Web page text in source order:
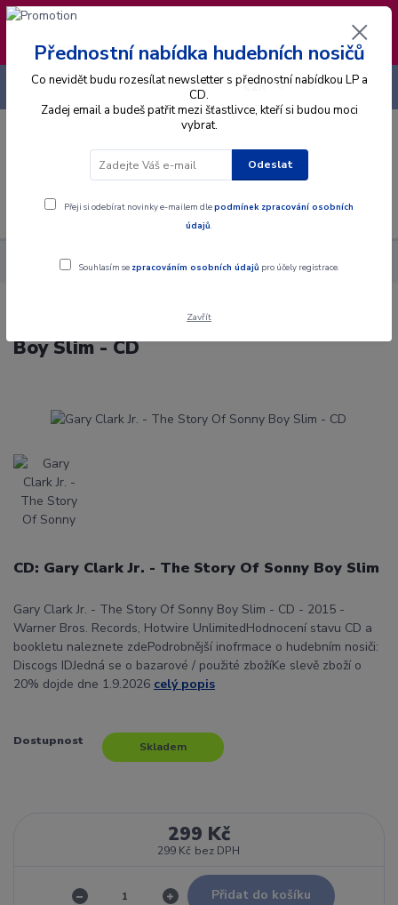
❣️ Od 4.8. do 13.8. čerpám dovolenou. Datum
expedice objednávek se posouvá na pátek
14.8.2026 🐋
Menu
CZK
+420 725 736 293
Alba CD Gary Clark Jr. - The Story Of Sonny Boy Slim - CD
Gary Clark Jr. - The Story Of Sonny
Boy Slim - CD
CD: Gary Clark Jr. - The Story Of Sonny Boy Slim
Gary Clark Jr. - The Story Of Sonny Boy Slim - CD - 2015 -
Warner Bros. Records, Hotwire UnlimitedHodnocení stavu CD a
bookletu naleznete zdePodrobnější inofrmace o hudebním nosiči:
Discogs IDJedná se o bazarové / použité zbožíKe slevě zboží o
20% dojde dne 1.9.2026 celý popis
Dostupnost Skladem
299 Kč
299 Kč bez DPH
Přidat do košíku
Přednostní nabídka hudebních nosičů
Co nevidět budu rozesílat newsletter s přednostní nabídkou LP a
CD.
Zadej email a budeš patřit mezi šťastlivce, kteří si budou moci
vybrat.
Odeslat
Přeji si odebírat novinky e-mailem dlepodmínek zpracování osobních
údajů.
Souhlasím se zpracováním osobních údajů pro účely registrace.
Zavřít